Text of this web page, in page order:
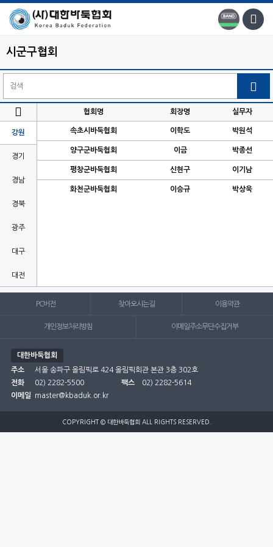
시군구협회


강원
경기
경남
경북
광주
대구
대전
울산
인천
협회명 회장명 실무자
속초시바둑협회 이학도 박원석
양구군바둑협회 이금 박종선
평창군바둑협회 신현구 이기남
화천군바둑협회 이승규 박상욱
PC버전 찾아오시는길 이용약관
개인정보처리방침 이메일주소무단수집거부
대한바둑협회
주소
서울 송파구 올림픽로 424 올림픽회관 본관 3층 302호
전화
02) 2282-5500 팩스
02) 2282-5614
이메일
master@kbaduk.or.kr
COPYRIGHT © 대한바둑협회 ALL RIGHTS RESERVED.